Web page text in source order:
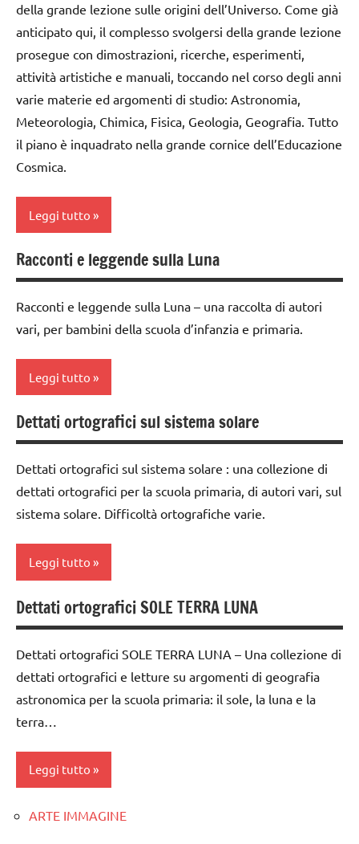
materiale
didattico
nomenclature
Montessori
STORIA
TUTTI GLI
PER ETA'
ARTICOLI
modellaggio
SCIENZE
scienze:
astronomia
TUTTI GLI
ARGOMENTI
PER ETA'
ARTICOLI
EDUCAZIONE
COSMICA
GUIDA
MONTESSORI
intuizione
la
Preistoria
materiale
didattico
nomenclature
Montessori
STORIA
TUTTI GLI
PER ETA'
ARTICOLI
della grande lezione sulle origini dell’Universo. Come già
anticipato qui, il complesso svolgersi della grande lezione
prosegue con dimostrazioni, ricerche, esperimenti,
attività artistiche e manuali, toccando nel corso degli anni
varie materie ed argomenti di studio: Astronomia,
Meteorologia, Chimica, Fisica, Geologia, Geografia. Tutto
il piano è inquadrato nella grande cornice dell’Educazione
Cosmica.
Leggi tutto
classe
1a
classe
2a
classe
3a
dai
6
EDUCAZIONE
ESPERIMENTI
SCIENTIFICI
GUIDA
DIDATTICA
MONTESSORI
LINGUAGGIO
didattico
Montessori
racconti
Racconti e leggende sulla Luna
Racconti e leggende sulla Luna – una raccolta di autori
vari, per bambini della scuola d’infanzia e primaria.
Leggi tutto
dai
3 ai
6
anni
dai
GEOGRAFIA
LINGUAGGIO
Terra
TUTTI GLI
ARGOMENTI
TUTTI GLI
Universo
Dettati ortografici sul sistema solare
Dettati ortografici sul sistema solare : una collezione di
dettati ortografici per la scuola primaria, di autori vari, sul
sistema solare. Difficoltà ortografiche varie.
Leggi tutto
classe
3a
classe
4a
5a
Dettati ortografici SOLE TERRA LUNA
Dettati ortografici SOLE TERRA LUNA – Una collezione di
dettati ortografici e letture su argomenti di geografia
astronomica per la scuola primaria: il sole, la luna e la
terra…
Leggi tutto
dettati /
ARTE IMMAGINE